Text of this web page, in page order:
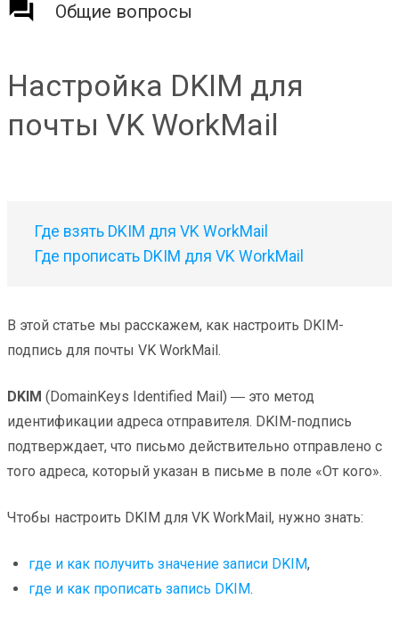
Общие вопросы
Настройка DKIM для
почты VK WorkMail
Где взять DKIM для VK WorkMail
Где прописать DKIM для VK WorkMail
В этой статье мы расскажем, как настроить DKIM-
подпись для почты VK WorkMail.
DKIM (DomainKeys Identified Mail) ― это метод
идентификации адреса отправителя. DKIM-подпись
подтверждает, что письмо действительно отправлено с
того адреса, который указан в письме в поле «От кого».
Чтобы настроить DKIM для VK WorkMail, нужно знать:
где и как получить значение записи DKIM,
где и как прописать запись DKIM.